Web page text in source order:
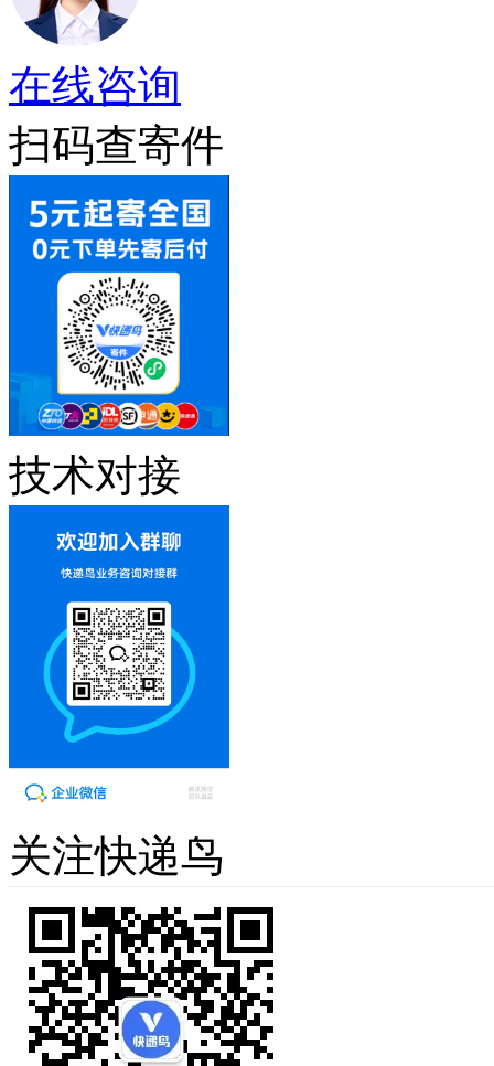
在线咨询
扫码查寄件
技术对接
关注快递鸟